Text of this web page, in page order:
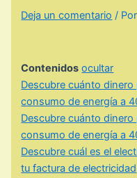
Deja un comentario / Por
Contenidos ocultar
Descubre cuánto
consumo de energía a
Descubre cuánto
consumo de energía a
Descubre cuál es el
tu factura de electricidad